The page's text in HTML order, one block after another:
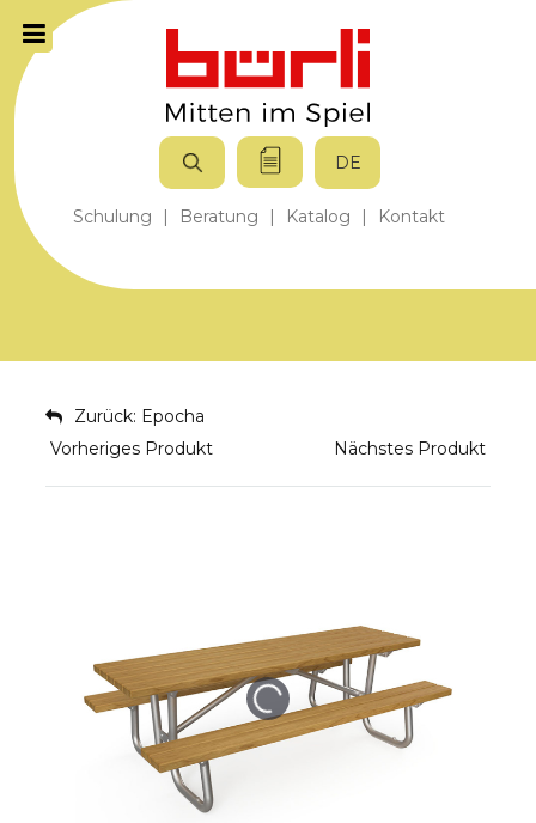
Schulung | Beratung | Katalog | Kontakt
DE
Zurück: Epocha
Vorheriges Produkt
Nächstes Produkt